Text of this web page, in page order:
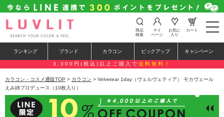
t
o
e
n
a
a
商品
検索
マイ
ページ
お気に
入り
カート
ランキング ブランド カラコン ピックアップ キャンペーン
3,300円(税込)以上ご購入で 送料無料！
カラコン・コスメ通販TOP > カラコン > Velvetear 1day（ヴェルヴェティア） モカヴェール
えみ姉プロデュース（10枚入り）